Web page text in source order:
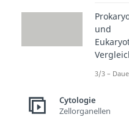
Der
und
3/3 –
Cytologie
Zellorganellen